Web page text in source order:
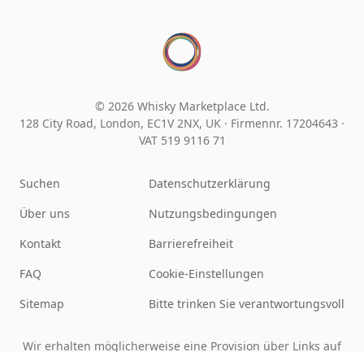
© 2026 Whisky Marketplace Ltd.
128 City Road, London, EC1V 2NX, UK · Firmennr. 17204643 ·
VAT 519 9116 71
Suchen
Über uns
Kontakt
FAQ
Sitemap
Datenschutzerklärung
Nutzungsbedingungen
Barrierefreiheit
Cookie-Einstellungen
Bitte trinken Sie verantwortungsvoll
Wir erhalten möglicherweise eine Provision über Links auf